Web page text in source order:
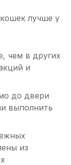
лучше у
чем в других
и
до двери
выполнить
из